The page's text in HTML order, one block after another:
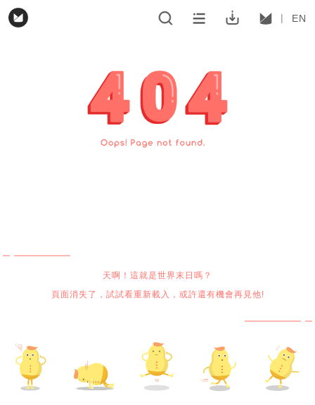
EN
天啊！這就是世界末日嗎？
頁面消失了，試試看重新載入，或許還有機會再見他!